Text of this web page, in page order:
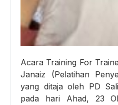
Acara Training For
Janaiz (Pelatihan
yang ditaja oleh PD
pada hari Ahad, 23